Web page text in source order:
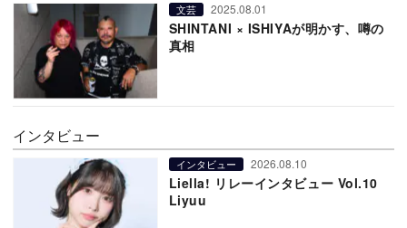
文芸 2025.08.01
SHINTANI × ISHIYAが明かす、噂の
真相
インタビュー
インタビュー 2026.08.10
Liella! リレーインタビュー Vol.10
Liyuu